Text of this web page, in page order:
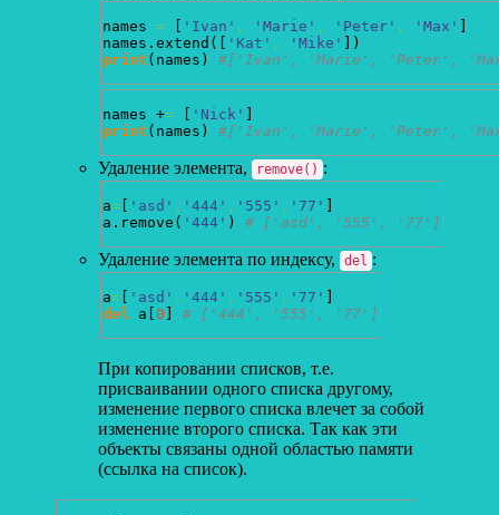
names = 'Ivan' , 'Marie' , 'Peter' , 'Max'
names. extend ( 'Kat' , 'Mike'
)
print ( names ) #['Ivan', 'Marie', 'Peter',
names += 'Nick'
print ( names ) #['Ivan', 'Marie', 'Peter',
Удаление элемента, remove() :
a= 'asd' , '444' , '555' , '77'
a. remove ( '444' ) # ['asd', '555', '77']
Удаление элемента по индексу, del :
a= 'asd' , '444' , '555' , '77'
del a 0 # ['444', '555', '77']
При копировании списков, т.е.
присваивании одного списка другому,
изменение первого списка влечет за собой
изменение второго списка. Так как эти
объекты связаны одной областью памяти
(ссылка на список).